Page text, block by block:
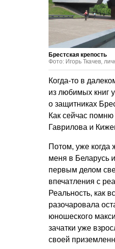
Брестская крепость
Фото: Игорь Ткачев,
Когда-то в
из любимых книг
о защитниках
Как сейчас
Гаврилова и
Потом, уже когда
меня в Беларусь
первым делом
впечатления с
Реальность, как
разочаровала
юношеского
зачатки уже
своей